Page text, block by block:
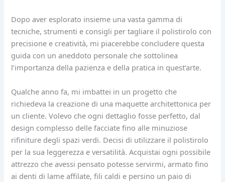
Dopo aver esplorato insieme una vasta gamma di
tecniche, strumenti e consigli per tagliare il polistirolo con
precisione e creatività, mi piacerebbe concludere questa
guida con un aneddoto personale che sottolinea
l’importanza della pazienza e della pratica in quest’arte.
Qualche anno fa, mi imbattei in un progetto che
richiedeva la creazione di una maquette architettonica per
un cliente. Volevo che ogni dettaglio fosse perfetto, dal
design complesso delle facciate fino alle minuziose
rifiniture degli spazi verdi. Decisi di utilizzare il polistirolo
per la sua leggerezza e versatilità. Acquistai ogni possibile
attrezzo che avessi pensato potesse servirmi, armato fino
ai denti di lame affilate, fili caldi e persino un paio di